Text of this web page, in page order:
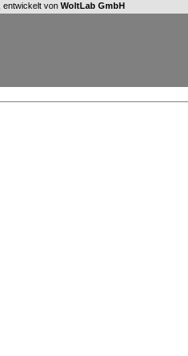
, entwickelt von WoltLab GmbH